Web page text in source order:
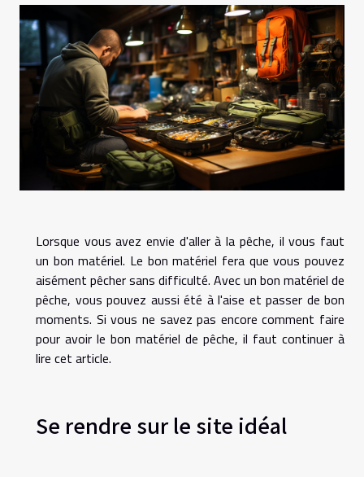
Lorsque vous avez envie d'aller à la pêche, il vous faut
un bon matériel. Le bon matériel fera que vous pouvez
aisément pêcher sans difficulté. Avec un bon matériel de
pêche, vous pouvez aussi été à l'aise et passer de bon
moments. Si vous ne savez pas encore comment faire
pour avoir le bon matériel de pêche, il faut continuer à
lire cet article.
Se rendre sur le site idéal